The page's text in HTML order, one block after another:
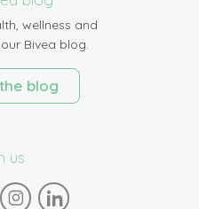
wellness and
Bivea blog.
blog
us